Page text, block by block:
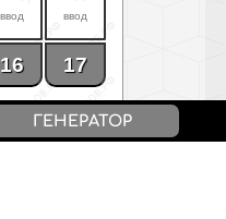
16 17
ГЕНЕРАТОР